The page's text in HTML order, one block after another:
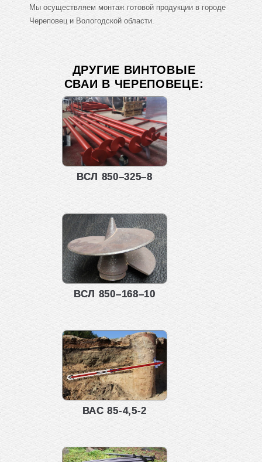
Мы осуществляем монтаж готовой продукции в городе
Череповец и Вологодской области.
ДРУГИЕ ВИНТОВЫЕ
СВАИ В ЧЕРЕПОВЕЦЕ:
ВСЛ 850–325–8
ВСЛ 850–168–10
ВАС 85-4,5-2